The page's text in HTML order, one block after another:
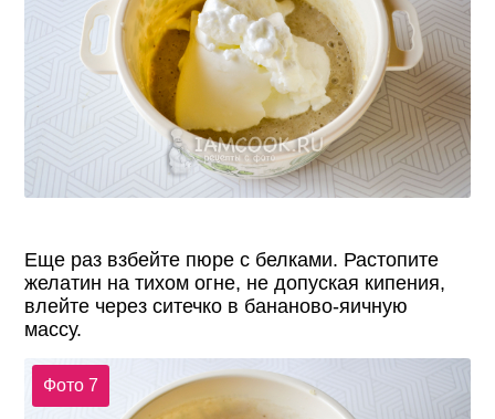
Еще раз взбейте пюре с белками. Растопите
желатин на тихом огне, не допуская кипения,
влейте через ситечко в бананово-яичную
массу.
Фото 7